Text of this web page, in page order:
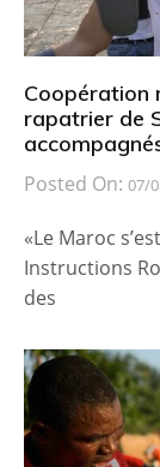
Coopération
rapatrier de
Posted On: 07/
«Le Maroc
Instructions
des